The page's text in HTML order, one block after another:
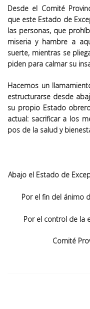
Desde el Comité
que este Estado de
las personas, que
miseria y hambre a
suerte, mientras se
piden para calmar su
Hacemos un
estructurarse desde
su propio Estado
actual: sacrificar a los
pos de la salud y
Abajo el Estado de
Por el fin del ánimo
Por el control de la
Comité